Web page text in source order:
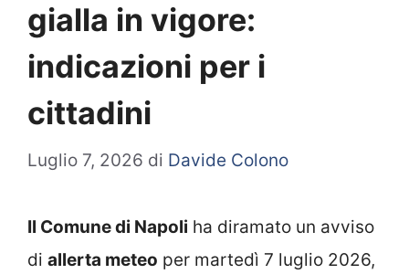
gialla in vigore:
indicazioni per i
cittadini
Luglio 7, 2026 di Davide Colono
Il Comune di Napoli ha diramato un avviso
di allerta meteo per martedì 7 luglio 2026,